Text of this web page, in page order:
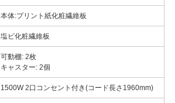
本体:プリント紙化粧繊維板
塩ビ化粧繊維板
可動棚: 2枚
キャスター: 2個
1500W 2口コンセント付き(コード長さ1960mm)